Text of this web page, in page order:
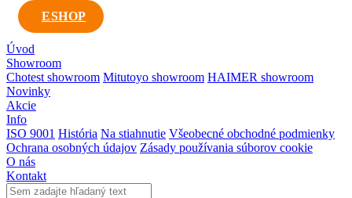
ESHOP
Úvod
Showroom
Chotest showroom Mitutoyo showroom HAIMER showroom
Novinky
Akcie
Info
ISO 9001 História Na stiahnutie Všeobecné obchodné podmienky
Ochrana osobných údajov Zásady používania súborov cookie
O nás
Kontakt